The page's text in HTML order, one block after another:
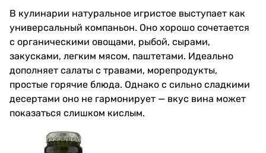
В кулинарии натуральное игристое выступает как
универсальный компаньон. Оно хорошо сочетается
с органическими овощами, рыбой, сырами,
закусками, легким мясом, паштетами. Идеально
дополняет салаты с травами, морепродукты,
простые горячие блюда. Однако с сильно сладкими
десертами оно не гармонирует — вкус вина может
показаться слишком кислым.